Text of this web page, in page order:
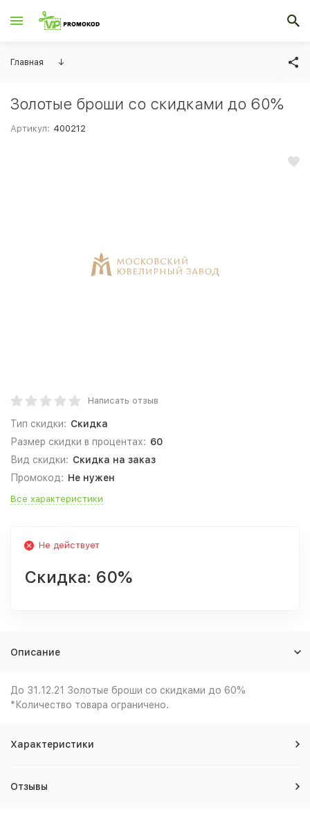
Главная ↓
Золотые броши со скидками до 60%
Артикул: 400212
Написать отзыв
Тип скидки: Скидка
Размер скидки в процентах: 60
Вид скидки: Скидка на заказ
Промокод: Не нужен
Все характеристики
Не действует
Скидка: 60%
Описание
До 31.12.21 Золотые броши со скидками до 60%
*Количество товара ограничено.
Характеристики
Отзывы